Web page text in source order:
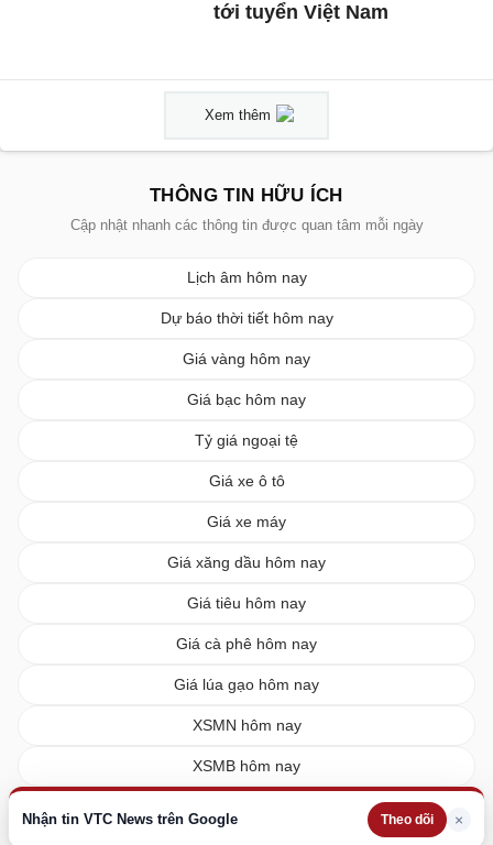
Nhận tin VTC News trên Google Theo dõi ×
tới tuyển Việt Nam
Xem thêm
THÔNG TIN HỮU ÍCH
Cập nhật nhanh các thông tin được quan tâm mỗi ngày
Lịch âm hôm nay
Dự báo thời tiết hôm nay
Giá vàng hôm nay
Giá bạc hôm nay
Tỷ giá ngoại tệ
Giá xe ô tô
Giá xe máy
Giá xăng dầu hôm nay
Giá tiêu hôm nay
Giá cà phê hôm nay
Giá lúa gạo hôm nay
XSMN hôm nay
XSMB hôm nay